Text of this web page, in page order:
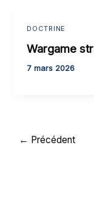
DOCTRINE
Wargame
7 mars 2026
← Précédent